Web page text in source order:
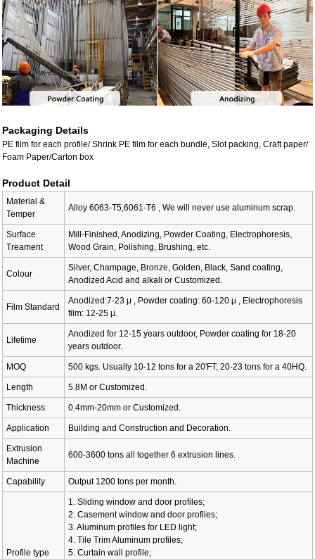
Packaging Details
PE film for each profile/ Shrink PE film for each bundle, Slot packing, Craft paper/
Foam Paper/Carton box
Product Detail
Material &
Temper
Alloy 6063-T5,6061-T6 , We will never use aluminum scrap.
Surface
Treament
Mill-Finished, Anodizing, Powder Coating, Electrophoresis,
Wood Grain, Polishing, Brushing, etc.
Colour
Silver, Champage, Bronze, Golden, Black, Sand coating,
Anodized Acid and alkali or Customized.
Film Standard
Anodized:7-23 μ , Powder coating: 60-120 μ , Electrophoresis
film: 12-25 μ.
Lifetime
Anodized for 12-15 years outdoor, Powder coating for 18-20
years outdoor.
MOQ 500 kgs. Usually 10-12 tons for a 20'FT; 20-23 tons for a 40HQ.
Length 5.8M or Customized.
Thickness 0.4mm-20mm or Customized.
Application Building and Construction and Decoration.
Extrusion
Machine
600-3600 tons all together 6 extrusion lines.
Capability Output 1200 tons per month.
Profile type
1. Sliding window and door profiles;
2. Casement window and door profiles;
3. Aluminum profiles for LED light;
4. Tile Trim Aluminum profiles;
5. Curtain wall profile;